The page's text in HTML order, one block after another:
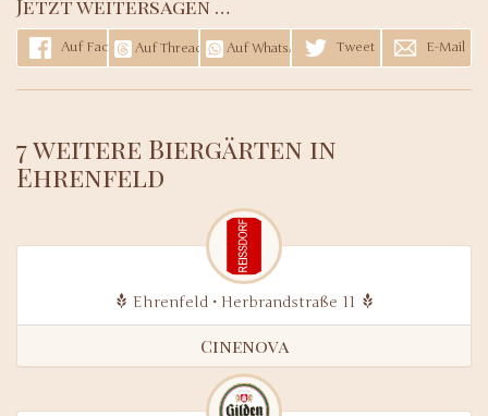
Jetzt weitersagen …
Auf Facebook teilenAuf Threads teilenAuf WhatsApp teilenTweet E-Mail
7 weitere Biergärten in
Ehrenfeld
Ehrenfeld • Herbrandstraße 11
Cinenova